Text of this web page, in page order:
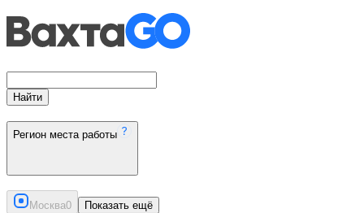
Найти
Регион места работы
Москва0 Показать ещё